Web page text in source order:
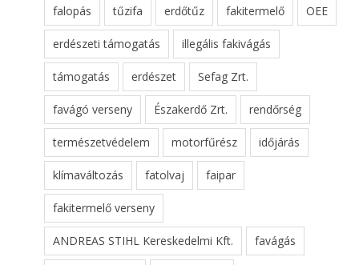
falopás tűzifa erdőtűz fakitermelő OEE
erdészeti támogatás illegális fakivágás
támogatás erdészet Sefag Zrt.
favágó verseny Északerdő Zrt. rendőrség
természetvédelem motorfűrész időjárás
klímaváltozás fatolvaj faipar
fakitermelő verseny
ANDREAS STIHL Kereskedelmi Kft. favágás